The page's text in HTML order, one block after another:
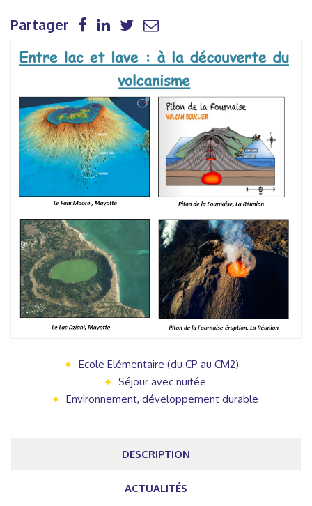
Partager
Ecole Elémentaire (du CP au CM2)
Séjour avec nuitée
Environnement, développement durable
DESCRIPTION
ACTUALITÉS